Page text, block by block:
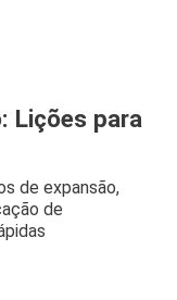
Lições para
de expansão,
de